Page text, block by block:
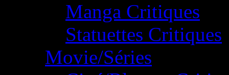
Manga Critiques
Statuettes Critiques
Movie/Séries